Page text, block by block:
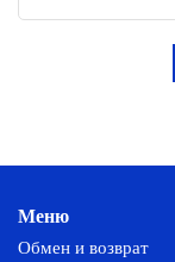
Меню
Обмен и возврат